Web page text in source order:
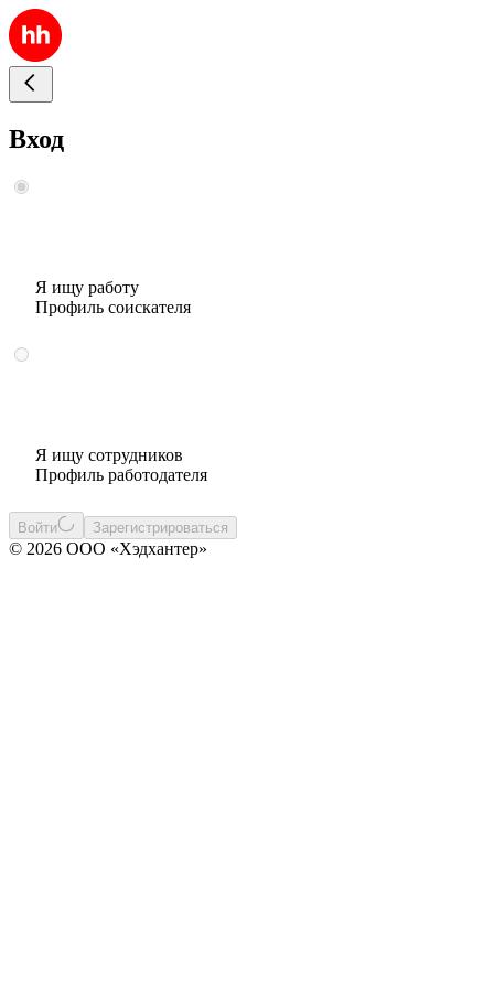
Вход
Я ищу работу
Профиль соискателя
Я ищу сотрудников
Профиль работодателя
Войти Зарегистрироваться
© 2026 ООО «Хэдхантер»